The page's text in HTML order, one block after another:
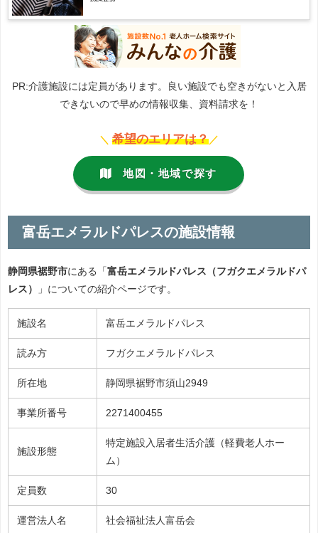
PR:介護施設には定員があります。良い施設でも空きがないと入居
できないので早めの情報収集、資料請求を！
＼ 希望のエリアは？ ／
地図・地域で探す
富岳エメラルドパレスの施設情報
静岡県裾野市にある「 富岳エメラルドパレス（フガクエメラルドパ
レス）
」についての紹介ページです。
施設名 富岳エメラルドパレス
読み方 フガクエメラルドパレス
所在地 静岡県裾野市須山2949
事業所番号 2271400455
施設形態
特定施設入居者生活介護（軽費老人ホー
ム）
定員数 30
運営法人名 社会福祉法人富岳会